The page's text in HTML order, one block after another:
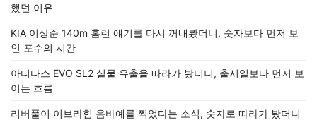
했던 이유
KIA 이상준 140m 홈런 얘기를 다시 꺼내봤더니, 숫자보다 먼저 보
인 포수의 시간
아디다스 EVO SL2 실물 유출을 따라가 봤더니, 출시일보다 먼저 보
이는 흐름
리버풀이 이브라힘 음바예를 찍었다는 소식, 숫자로 따라가 봤더니